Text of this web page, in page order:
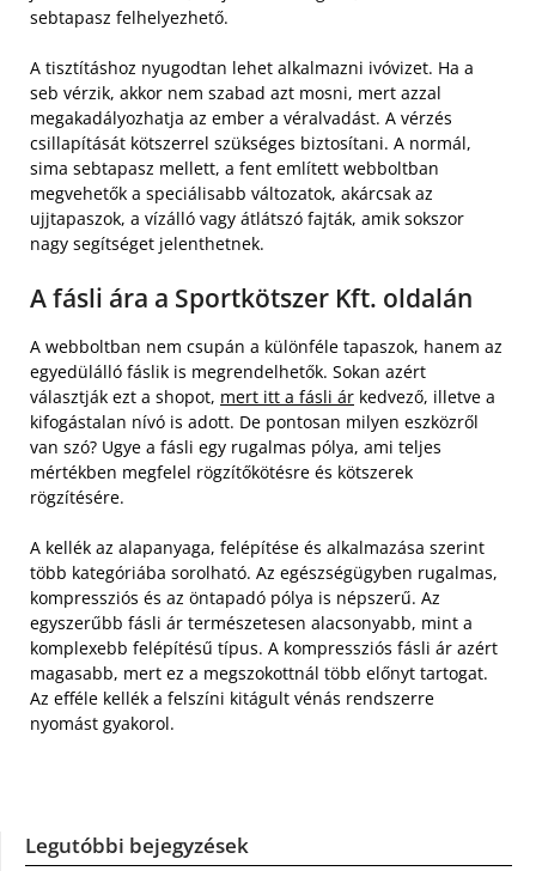
sebtapasz felhelyezhető.
A tisztításhoz nyugodtan lehet alkalmazni ivóvizet. Ha a
seb vérzik, akkor nem szabad azt mosni, mert azzal
megakadályozhatja az ember a véralvadást. A vérzés
csillapítását kötszerrel szükséges biztosítani. A normál,
sima sebtapasz mellett, a fent említett webboltban
megvehetők a speciálisabb változatok, akárcsak az
ujjtapaszok, a vízálló vagy átlátszó fajták, amik sokszor
nagy segítséget jelenthetnek.
A fásli ára a Sportkötszer Kft. oldalán
A webboltban nem csupán a különféle tapaszok, hanem az
egyedülálló fáslik is megrendelhetők. Sokan azért
választják ezt a shopot, mert itt a fásli ár kedvező, illetve a
kifogástalan nívó is adott. De pontosan milyen eszközről
van szó? Ugye a fásli egy rugalmas pólya, ami teljes
mértékben megfelel rögzítőkötésre és kötszerek
rögzítésére.
A kellék az alapanyaga, felépítése és alkalmazása szerint
több kategóriába sorolható. Az egészségügyben rugalmas,
kompressziós és az öntapadó pólya is népszerű. Az
egyszerűbb fásli ár természetesen alacsonyabb, mint a
komplexebb felépítésű típus. A kompressziós fásli ár azért
magasabb, mert ez a megszokottnál több előnyt tartogat.
Az efféle kellék a felszíni kitágult vénás rendszerre
nyomást gyakorol.
Legutóbbi bejegyzések